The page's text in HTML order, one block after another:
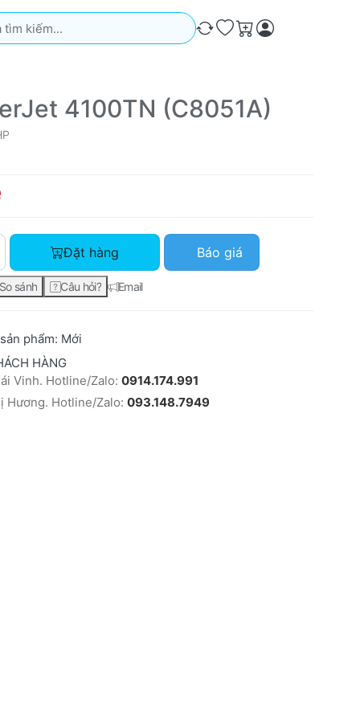
Kết quả sẽ tự động xuất hiện khi bạn nhập. Nhấn phím
So sánh
Ưa thích
Giỏ hàng
4100TN (C8051A)
HP LaserJet 4100TN (C8051A) với giá Liên hệ, số lượng 1.
Đặt hàng Báo giá
So sánh Câu hỏi? Email
phẩm: Mới
HÀNG
Vinh. Hotline/Zalo: 0914.174.991
Hương. Hotline/Zalo: 093.148.7949